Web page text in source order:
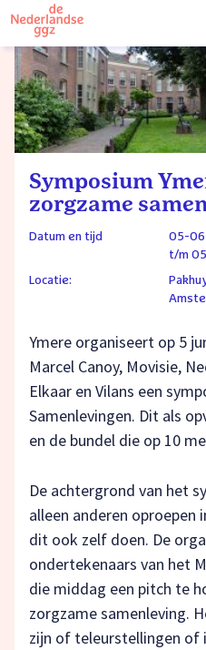
Spring naar hoofdinhoud
Symposium
zorgzame
Datum en tijd
05-
t/m
Locatie:
Ymere organiseert op 5
Marcel Canoy, Movisie,
Elkaar en Vilans een
Samenlevingen. Dit als
en de bundel die op 10
De achtergrond van het
alleen anderen
dit ook zelf doen. De
ondertekenaars van het
die middag een pitch te
zorgzame samenleving.
zijn of teleurstellingen of